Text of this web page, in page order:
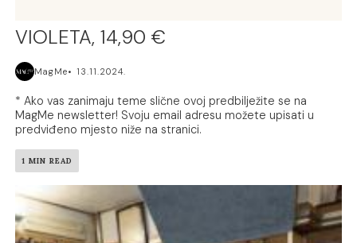
VIOLETA, 14,90 €
MagMe 13.11.2024.
* Ako vas zanimaju teme slične ovoj predbilježite se na
MagMe newsletter! Svoju email adresu možete upisati u
predviđeno mjesto niže na stranici.
1 MIN READ